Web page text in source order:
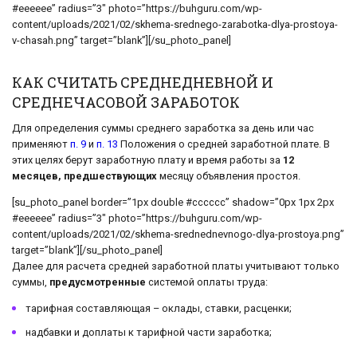
#eeeeee” radius=”3″ photo=”https://buhguru.com/wp-
content/uploads/2021/02/skhema-srednego-zarabotka-dlya-prostoya-
v-chasah.png” target=”blank”][/su_photo_panel]
КАК СЧИТАТЬ СРЕДНЕДНЕВНОЙ И
СРЕДНЕЧАСОВОЙ ЗАРАБОТОК
Для определения суммы среднего заработка за день или час
применяют п. 9 и п. 13 Положения о средней заработной плате. В
этих целях берут заработную плату и время работы за 12
месяцев, предшествующих месяцу объявления простоя.
[su_photo_panel border=”1px double #cccccc” shadow=”0px 1px 2px
#eeeeee” radius=”3″ photo=”https://buhguru.com/wp-
content/uploads/2021/02/skhema-srednednevnogo-dlya-prostoya.png”
target=”blank”][/su_photo_panel]
Далее для расчета средней заработной платы учитывают только
суммы, предусмотренные системой оплаты труда:
тарифная составляющая – оклады, ставки, расценки;
надбавки и доплаты к тарифной части заработка;